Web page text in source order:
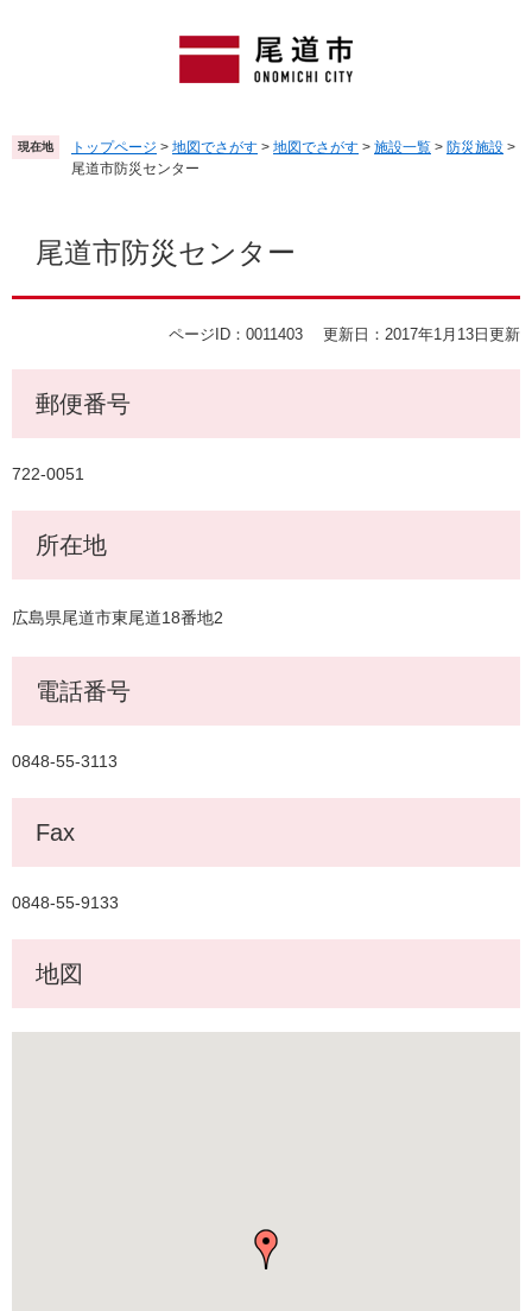
頭
で
飛
ば
現在地 トップページ > 地図でさがす > 地図でさがす > 施設一覧 > 防災施設 >
尾道市防災センター
尾道市防災センター
ページID：0011403 更新日：2017年1月13日更新
郵便番号
722-0051
所在地
広島県尾道市東尾道18番地2
電話番号
0848-55-3113
Fax
0848-55-9133
地図